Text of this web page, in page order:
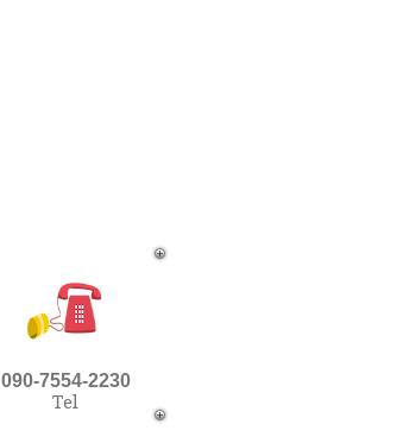
090-7554-2230
Tel